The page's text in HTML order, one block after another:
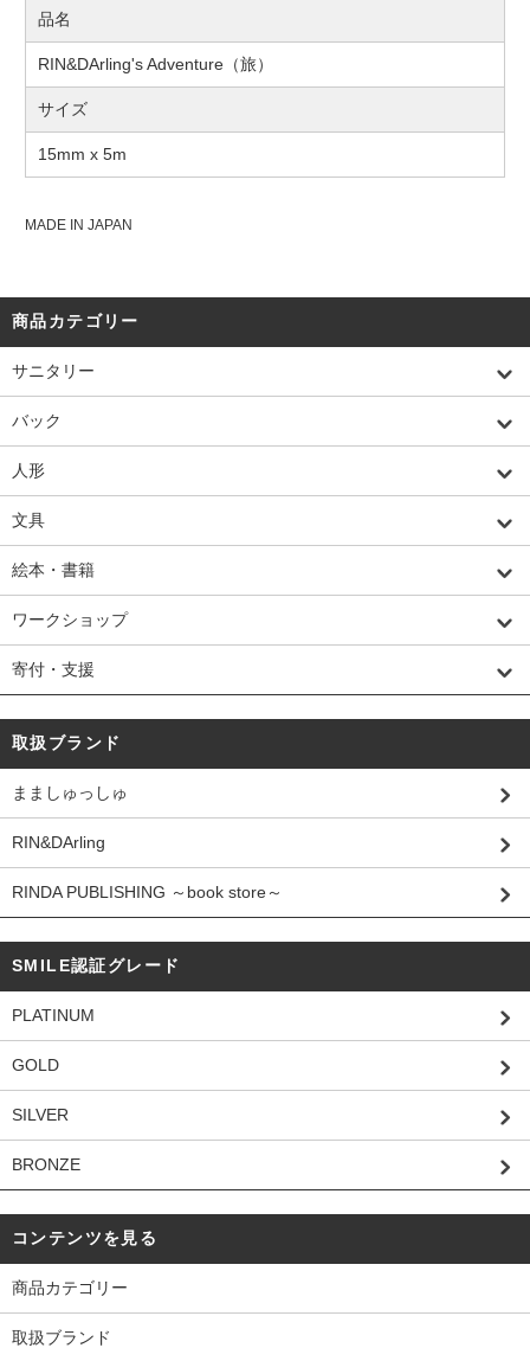
品名
RIN&DArling's Adventure（旅）
サイズ
15mm x 5m
MADE IN JAPAN
商品カテゴリー
サニタリー
バック
人形
文具
絵本・書籍
ワークショップ
寄付・支援
取扱ブランド
まましゅっしゅ
RIN&DArling
RINDA PUBLISHING ～book store～
SMILE認証グレード
PLATINUM
GOLD
SILVER
BRONZE
コンテンツを見る
商品カテゴリー
取扱ブランド